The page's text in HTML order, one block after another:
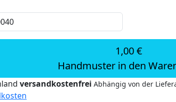
1,00 €
Handmuster in den
versandkostenfrei Abhängig von der